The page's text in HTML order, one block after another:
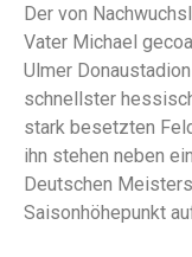
Der von
Vater Michael
Ulmer
schnellster
stark besetzten
ihn stehen neben
Deutschen
Saisonhöhepunkt